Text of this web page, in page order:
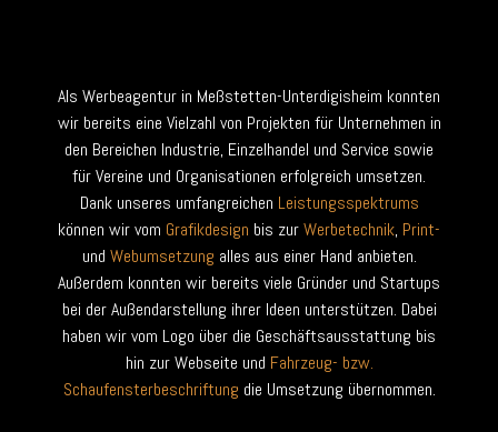
Als Werbeagentur in Meßstetten-Unterdigisheim konnten
wir bereits eine Vielzahl von Projekten für Unternehmen in
den Bereichen Industrie, Einzelhandel und Service sowie
für Vereine und Organisationen erfolgreich umsetzen.
Dank unseres umfangreichen Leistungsspektrums
können wir vom Grafikdesign bis zurWerbetechnik, Print-
und Webumsetzung alles aus einer Hand anbieten.
Außerdem konnten wir bereits viele Gründer und Startups
bei der Außendarstellung ihrer Ideen unterstützen. Dabei
haben wir vom Logo über die Geschäftsausstattung bis
hin zur Webseite und Fahrzeug- bzw.
Schaufensterbeschriftung die Umsetzung übernommen.